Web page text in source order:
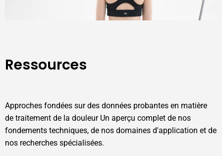
Ressources
Approches fondées sur des données probantes en matière
de traitement de la douleur Un aperçu complet de nos
fondements techniques, de nos domaines d'application et de
nos recherches spécialisées.